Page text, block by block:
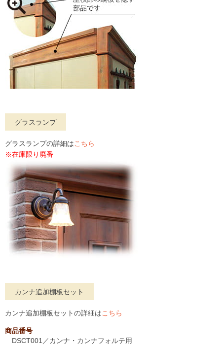
グラスランプ
グラスランプの詳細はこちら
※在庫限り廃番
カンナ追加棚板セット
カンナ追加棚板セットの詳細はこちら
商品番号
DSCT001／カンナ・カンナフォルテ用